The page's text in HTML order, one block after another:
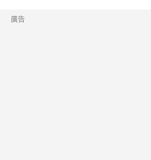
廣告